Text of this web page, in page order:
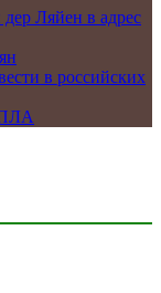
Ляйен в адрес
в российских